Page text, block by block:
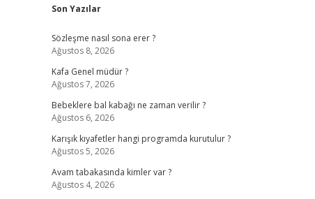
Sidebar
Son Yazılar
Sözleşme nasıl sona erer ?
Ağustos 8, 2026
Kafa Genel müdür ?
Ağustos 7, 2026
Bebeklere bal kabağı ne zaman verilir ?
Ağustos 6, 2026
Karışık kıyafetler hangi programda kurutulur ?
Ağustos 5, 2026
Avam tabakasında kimler var ?
Ağustos 4, 2026